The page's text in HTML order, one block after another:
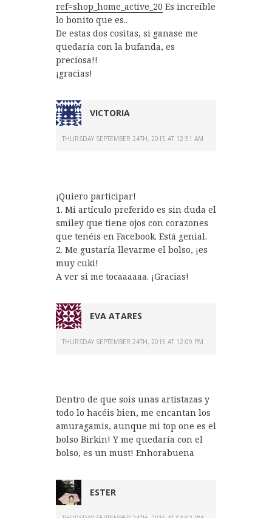
ref=shop_home_active_20 Es increíble
lo bonito que es..
De estas dos cositas, si ganase me
quedaría con la bufanda, es
preciosa!!
¡gracias!
VICTORIA
THURSDAY SEPTEMBER 24TH, 2015 AT 12:51 AM
¡Quiero participar!
1. Mi artículo preferido es sin duda el
smiley que tiene ojos con corazones
que tenéis en Facebook. Está genial.
2. Me gustaría llevarme el bolso, ¡es
muy cuki!
A ver si me tocaaaaaa. ¡Gracias!
EVA ATARES
THURSDAY SEPTEMBER 24TH, 2015 AT 12:09 PM
Dentro de que sois unas artistazas y
todo lo hacéis bien, me encantan los
amuragamis, aunque mi top one es el
bolso Birkin! Y me quedaría con el
bolso, es un must! Enhorabuena
ESTER